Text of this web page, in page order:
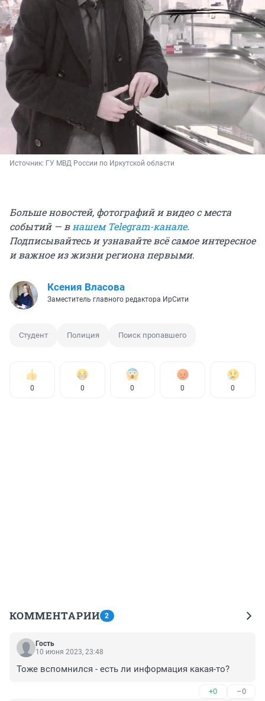
Источник: ГУ МВД России по Иркутской области
Больше новостей, фотографий и видео с места
событий — внашем Telegram-канале.
Подписывайтесь и узнавайте всё самое интересное
и важное из жизни региона первыми.
Ксения Власова
Заместитель главного редактора ИрСити
Студент Полиция Поиск пропавшего
0 0 0 0 0
КОММЕНТАРИИ 2
Гость
10 июня 2023, 23:48
Тоже вспомнился - есть ли информация какая-то?
+0 –0